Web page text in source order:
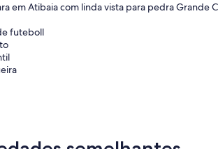
em Atibaia com linda vista para pedra Grande
futeboll